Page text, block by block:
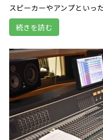
スピーカーやアンプといっ
続きを読む